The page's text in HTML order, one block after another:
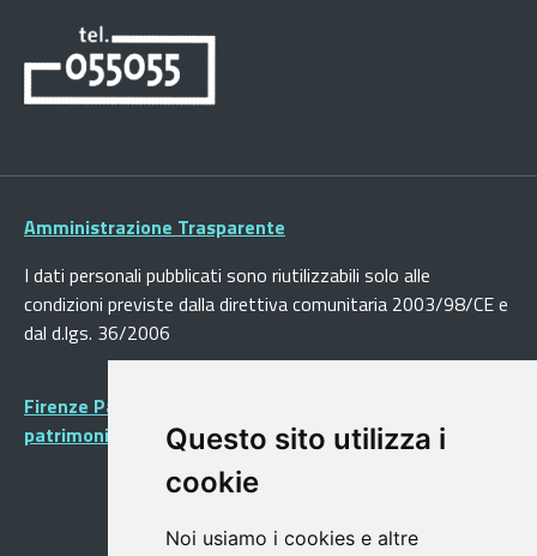
Questo sito utilizza i
cookie
Noi usiamo i cookies e altre
Amministrazione Trasparente
I dati personali pubblicati sono riutilizzabili solo alle
condizioni previste dalla direttiva comunitaria 2003/98/CE e
dal d.lgs. 36/2006
Firenze Patrimonio Mondiale - Centro storico di Firenze
patrimonio dell’Umanità